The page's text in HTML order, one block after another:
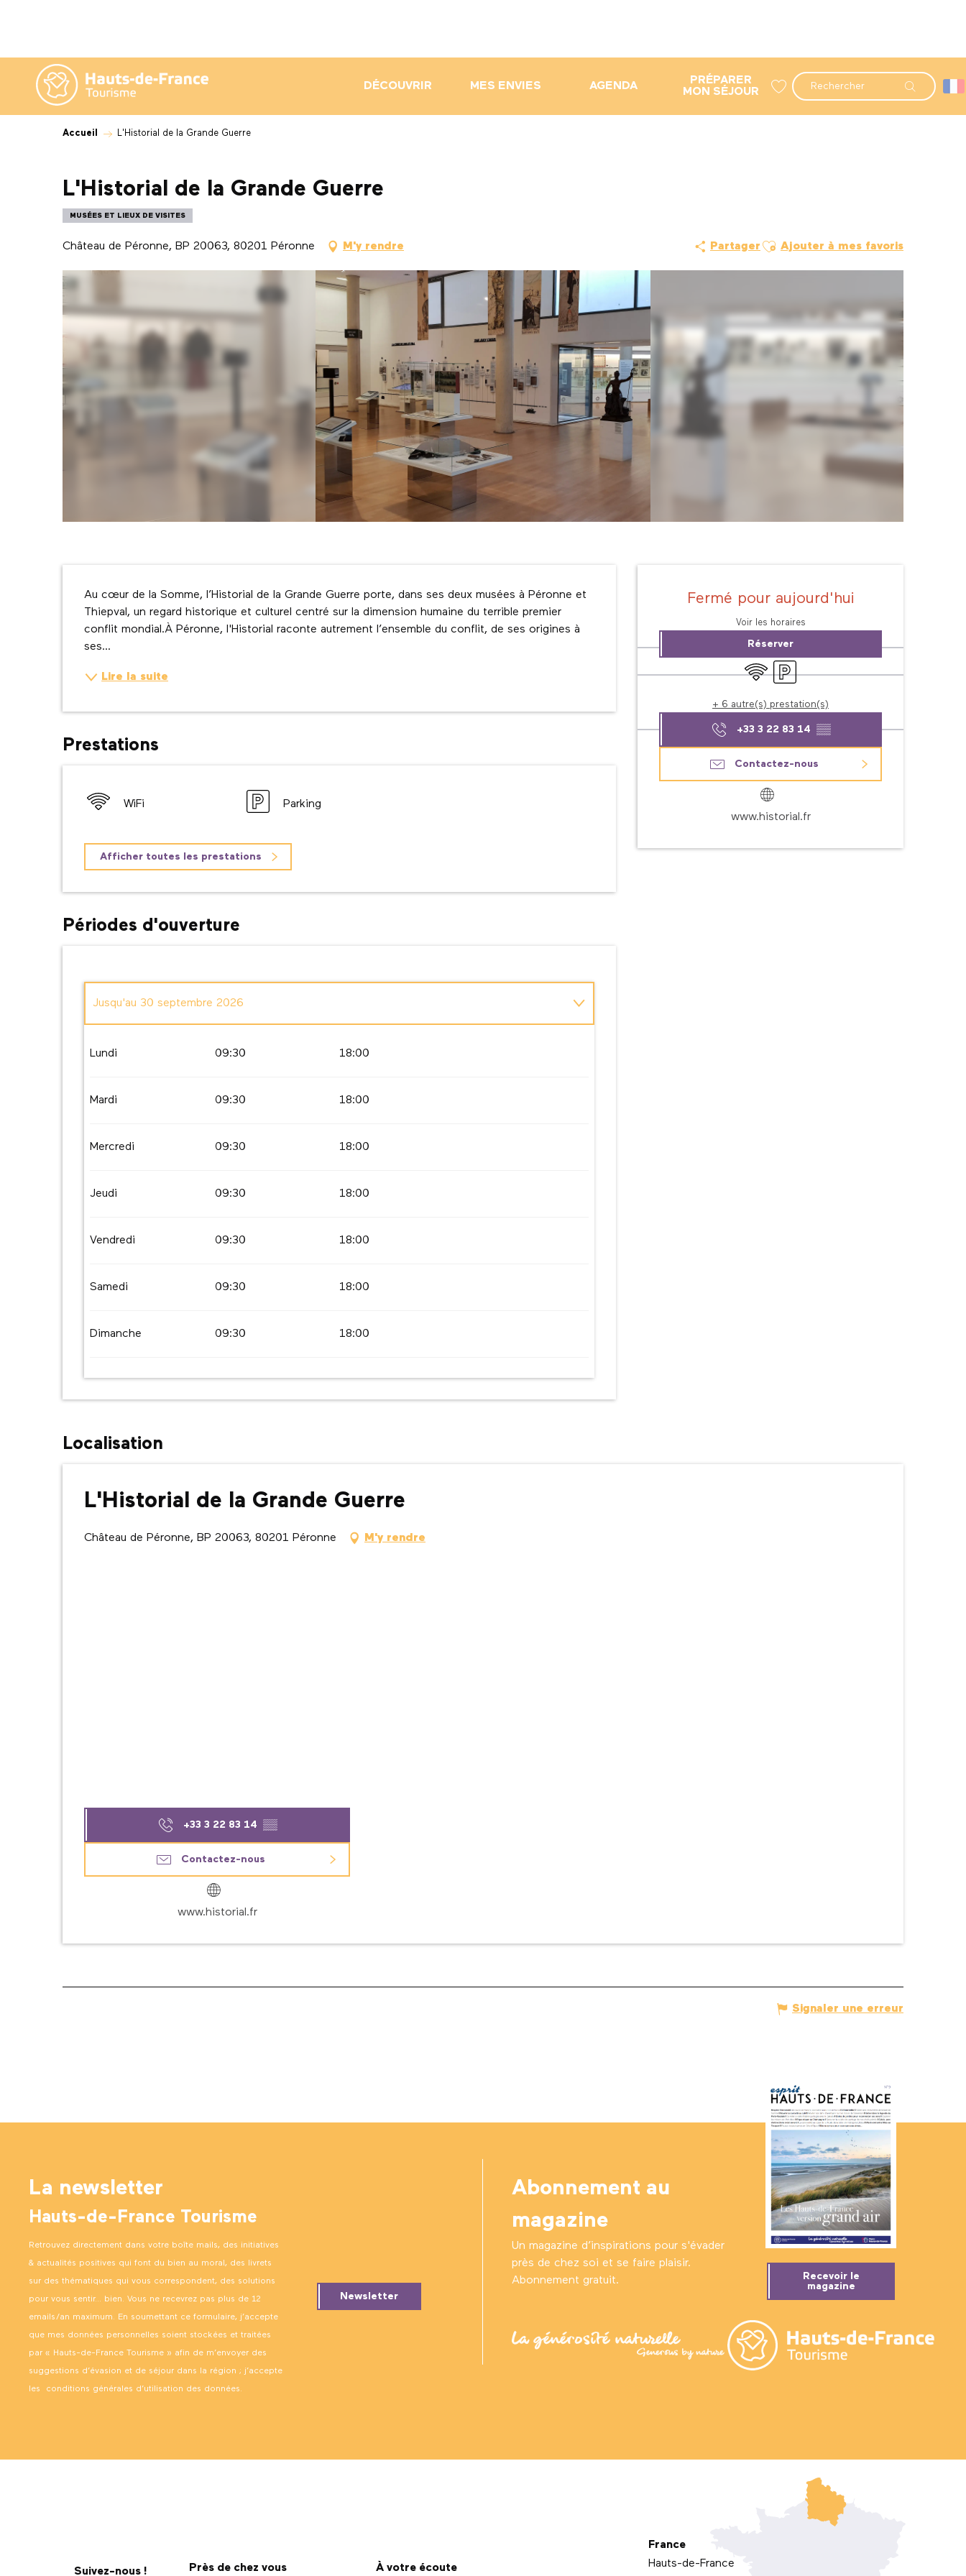
contenu
principal
Recherche
DÉCOUVRIR MES ENVIES AGENDA
PRÉPARER
MON SÉJOUR
Accueil L'Historial de la Grande Guerre
L'Historial de la Grande Guerre
MUSÉES ET LIEUX DE VISITES
Château de Péronne, BP 20063, 80201 Péronne M'y rendre Partager Ajouter aux favoris
Ajouter à mes favoris
Ouverture et
Fermé pour aujourd'hui
Voir les horaires
Réserver
WiFi Parking
+ 6 autre(s) prestation(s)
+33 3 22 83 14 ▒▒
Contactez-nous
www.historial.fr
Description
Au cœur de la Somme, l’Historial de la Grande Guerre porte, dans ses deux musées à Péronne et
Thiepval, un regard historique et culturel centré sur la dimension humaine du terrible premier
conflit mondial.À Péronne, l'Historial raconte autrement l’ensemble du conflit, de ses origines à
ses...
Lire la suite
Prestations
WiFi Parking
Afficher toutes les prestations
Périodes d'ouverture
Jusqu'au 30 septembre 2026
Lundi 09:30 18:00
Mardi 09:30 18:00
Mercredi 09:30 18:00
Jeudi 09:30 18:00
Vendredi 09:30 18:00
Samedi 09:30 18:00
Dimanche 09:30 18:00
Localisation
L'Historial de la Grande Guerre
Château de Péronne, BP 20063, 80201 Péronne M'y rendre
+33 3 22 83 14 ▒▒
Contactez-nous
www.historial.fr
Signaler une erreur
La newsletter
Hauts-de-France Tourisme
Retrouvez directement dans votre boîte mails, des initiatives
& actualités positives qui font du bien au moral, des livrets
sur des thématiques qui vous correspondent, des solutions
pour vous sentir… bien. Vous ne recevrez pas plus de 12
emails/an maximum. En soumettant ce formulaire, j’accepte
que mes données personnelles soient stockées et traitées
par « Hauts-de-France Tourisme » afin de m’envoyer des
suggestions d’évasion et de séjour dans la région ; j’accepte
les conditions générales d’utilisation des données.
Newsletter
Abonnement au
magazine
Un magazine d’inspirations pour s'évader
près de chez soi et se faire plaisir.
Abonnement gratuit.
Recevoir le
magazine
Suivez-nous ! Près de chez vous À votre écoute
France
Hauts-de-France